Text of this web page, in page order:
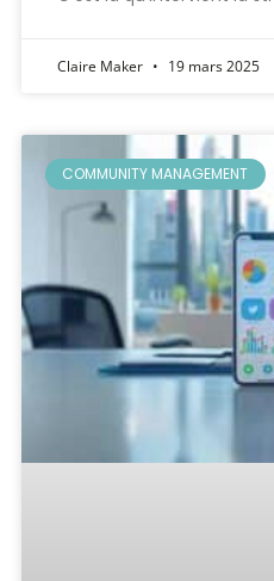
Claire Maker 19 mars 2025
COMMUNITY MANAGEMENT